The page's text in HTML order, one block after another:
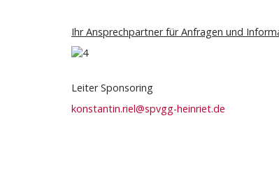
Ihr Ansprechpartner für Anfragen und
Leiter Sponsoring
konstantin.riel@spvgg-heinriet.de